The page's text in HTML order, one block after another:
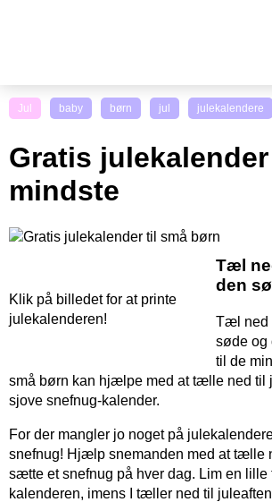
Jul baby børn jul julekalendere
Gratis
mindste
Klik på billedet for at printe
julekalenderen!
Tæl
den
Tæl ned
søde og
til de
små børn kan hjælpe med at tælle ned til
sjove snefnug-kalender.
For der mangler jo noget på
snefnug! Hjælp snemanden med at tælle
sætte et snefnug på hver dag. Lim en lille
kalenderen, imens I tæller ned til